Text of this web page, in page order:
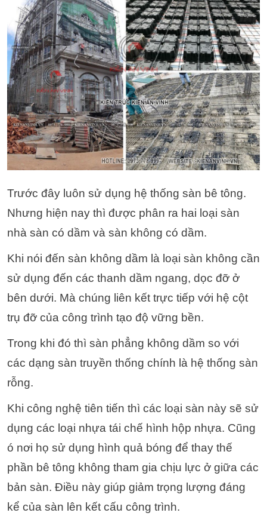
Trước đây luôn sử dụng hệ thống sàn bê tông.
Nhưng hiện nay thì được phân ra hai loại sàn
nhà sàn có dầm và sàn không có dầm.
Khi nói đến sàn không dầm là loại sàn không cần
sử dụng đến các thanh dầm ngang, dọc đỡ ở
bên dưới. Mà chúng liên kết trực tiếp với hệ cột
trụ đỡ của công trình tạo độ vững bền.
Trong khi đó thì sàn phẳng không dầm so với
các dạng sàn truyền thống chính là hệ thống sàn
rỗng.
Khi công nghệ tiên tiến thì các loại sàn này sẽ sử
dụng các loại nhựa tái chế hình hộp nhựa. Cũng
ó nơi họ sử dụng hình quả bóng để thay thế
phần bê tông không tham gia chịu lực ở giữa các
bản sàn. Điều này giúp giảm trọng lượng đáng
kể của sàn lên kết cấu công trình.